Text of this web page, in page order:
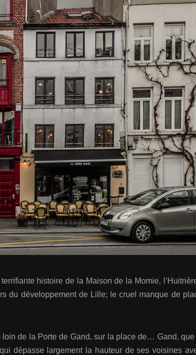
histoire de la Maison de la Momie,
du développement de Lille; le cruel manque de
de la Porte de Gand, sur la place de… Gand,
dépasse largement la hauteur de ses voisines